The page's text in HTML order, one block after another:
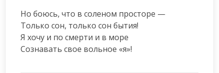
Но боюсь, что в соленом просторе —
Только сон, только сон бытия!
Я хочу и по смерти и в море
Сознавать свое вольное «я»!